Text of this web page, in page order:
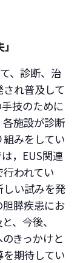
、診断、治
れ普及して
技のために
施設が診断
みをしてい
，EUS関連
われてい
い試みを発
膵疾患にお
、今後、
きっかけと
期待してい